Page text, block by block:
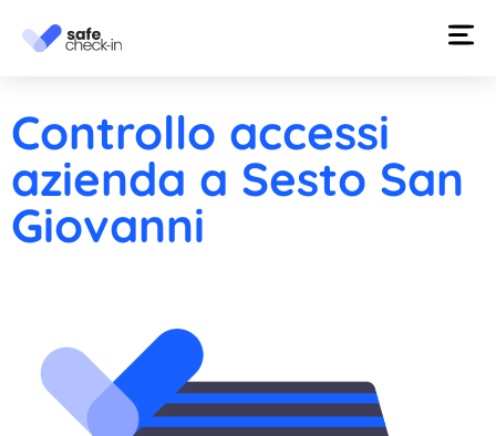
Controllo accessi
azienda a Sesto San
Giovanni